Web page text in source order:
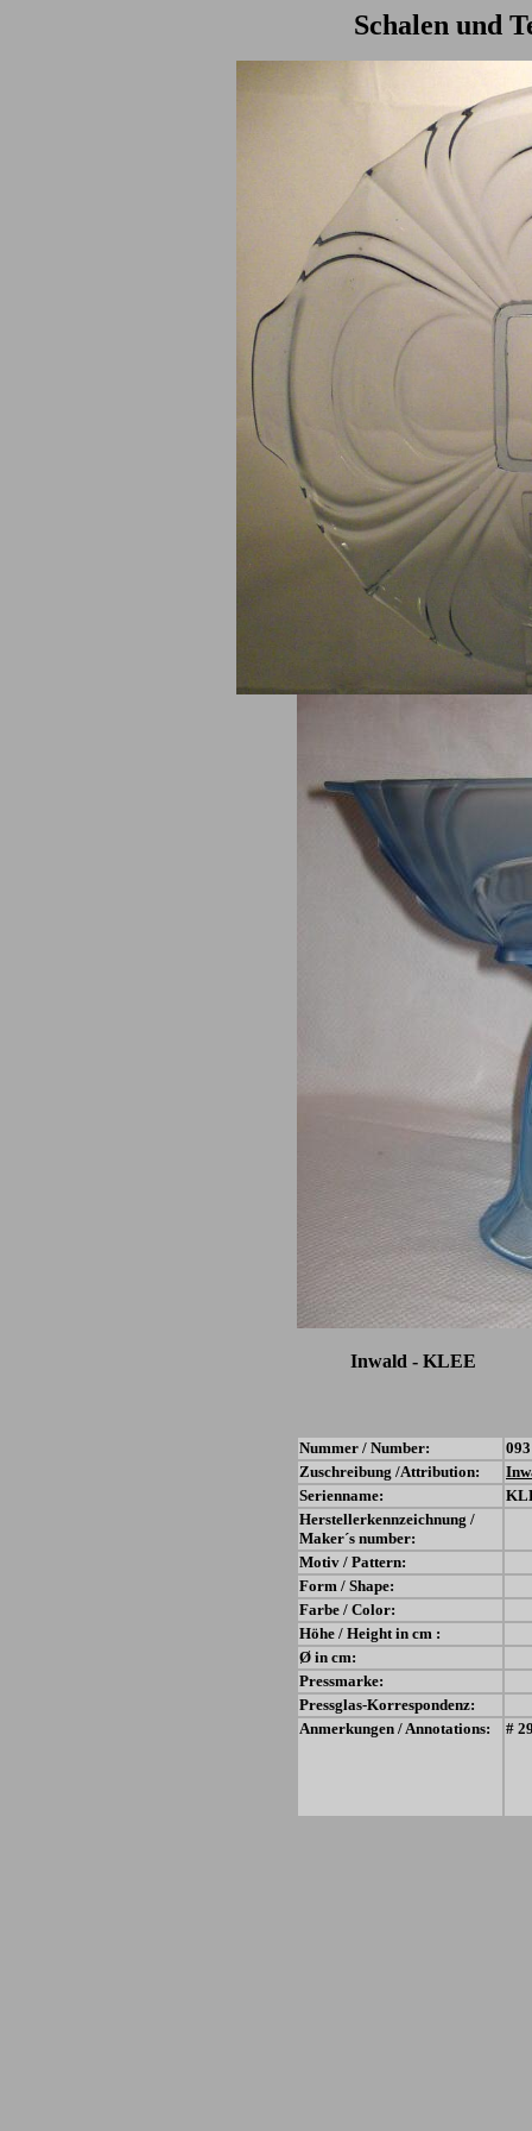
Schalen und
Inwald - KLEE
Nummer / Number:
Zuschreibung /Attribution:
Serienname:
Herstellerkennzeichnung /
Maker´s number:
Motiv / Pattern:
Form / Shape:
Farbe / Color:
Höhe / Height in cm :
Ø in cm:
Pressmarke:
Pressglas-Korrespondenz:
Anmerkungen / Annotations:
#